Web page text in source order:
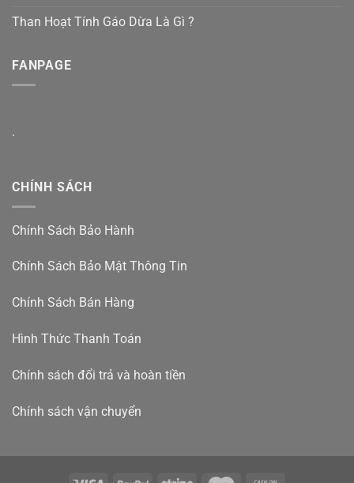
Than Hoạt Tính Gáo Dừa Là Gì ?
FANPAGE
.
CHÍNH SÁCH
Chính Sách Bảo Hành
Chính Sách Bảo Mật Thông Tin
Chính Sách Bán Hàng
Hình Thức Thanh Toán
Chính sách đổi trả và hoàn tiền
Chính sách vận chuyển